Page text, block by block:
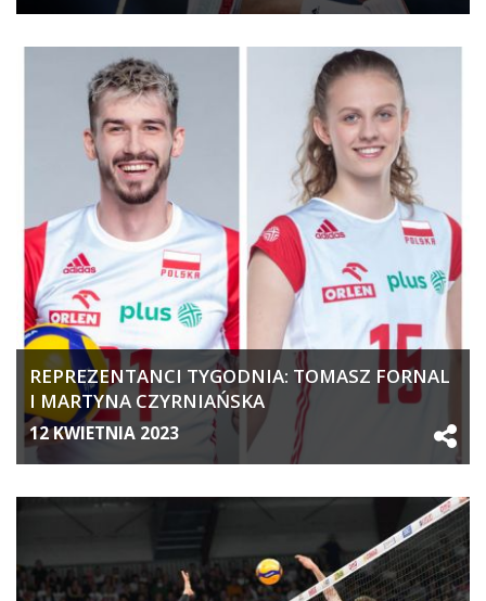
REPREZENTANCI TYGODNIA: TOMASZ FORNAL
I MARTYNA CZYRNIAŃSKA
12 KWIETNIA 2023